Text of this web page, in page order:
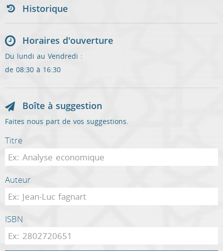
Historique
Horaires d'ouverture
Du lundi au Vendredi :
de 08:30 à 16:30
Boîte à suggestion
Faites nous part de vos suggestions.
Titre
Auteur
ISBN